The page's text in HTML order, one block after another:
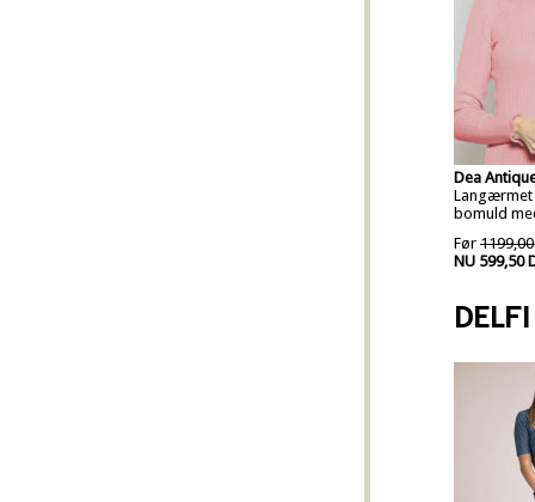
Dea
Langærmet
bomuld
Før 1199,00
NU 599,50
DELFI